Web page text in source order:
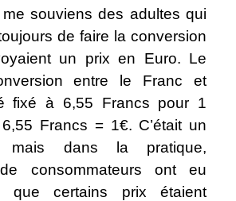
souviens des adultes qui
de faire la conversion
un prix en Euro. Le
entre le Franc et
fixé à 6,55 Francs pour 1
Francs = 1€. C’était un
mais dans la pratique,
consommateurs ont eu
que certains prix étaient